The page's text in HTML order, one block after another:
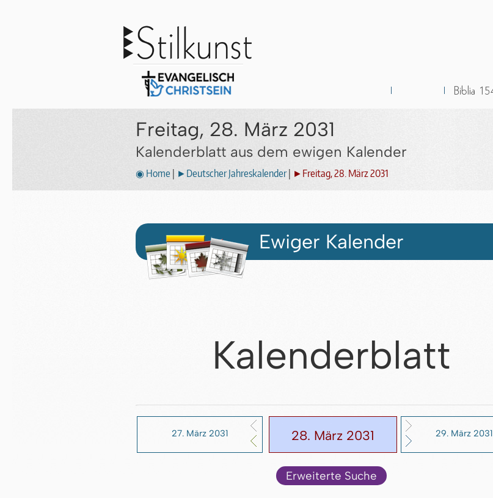
Freitag, 28. März 2031
Kalenderblatt aus dem ewigen Kalender
◉ Home ►Deutscher Jahreskalender| ►Freitag, 28. März 2031
Ewiger Kalender
Kalenderblatt
27. März 2031 28. März 2031 29. März 2031
Erweiterte Suche